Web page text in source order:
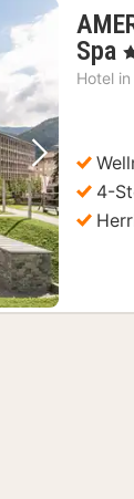
Nächstes
Spa ,
Hotel in
4-